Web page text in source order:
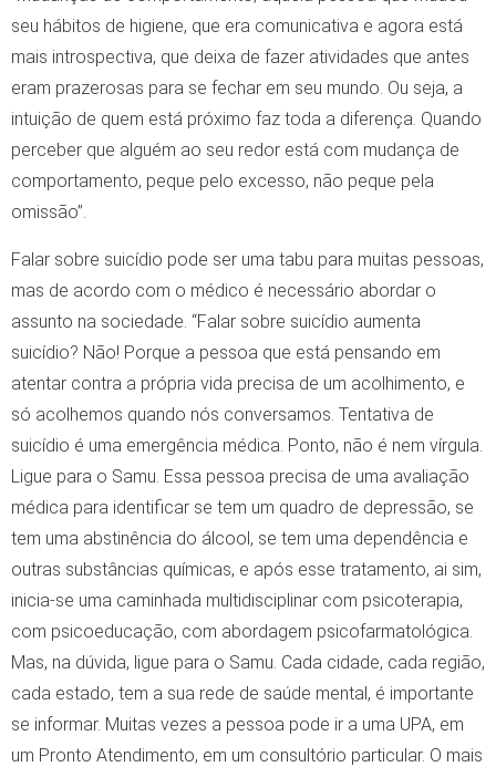
seu hábitos de higiene, que era comunicativa e agora está
mais introspectiva, que deixa de fazer atividades que antes
eram prazerosas para se fechar em seu mundo. Ou seja, a
intuição de quem está próximo faz toda a diferença. Quando
perceber que alguém ao seu redor está com mudança de
comportamento, peque pelo excesso, não peque pela
omissão”.
Falar sobre suicídio pode ser uma tabu para muitas pessoas,
mas de acordo com o médico é necessário abordar o
assunto na sociedade. “Falar sobre suicídio aumenta
suicídio? Não! Porque a pessoa que está pensando em
atentar contra a própria vida precisa de um acolhimento, e
só acolhemos quando nós conversamos. Tentativa de
suicídio é uma emergência médica. Ponto, não é nem vírgula.
Ligue para o Samu. Essa pessoa precisa de uma avaliação
médica para identificar se tem um quadro de depressão, se
tem uma abstinência do álcool, se tem uma dependência e
outras substâncias químicas, e após esse tratamento, ai sim,
inicia-se uma caminhada multidisciplinar com psicoterapia,
com psicoeducação, com abordagem psicofarmatológica.
Mas, na dúvida, ligue para o Samu. Cada cidade, cada região,
cada estado, tem a sua rede de saúde mental, é importante
se informar. Muitas vezes a pessoa pode ir a uma UPA, em
um Pronto Atendimento, em um consultório particular. O mais